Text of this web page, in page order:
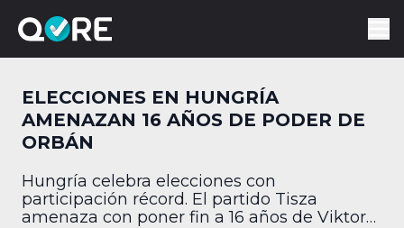
ELECCIONES EN HUNGRÍA
AMENAZAN 16 AÑOS DE PODER DE
ORBÁN
Hungría celebra elecciones con
participación récord. El partido Tisza
amenaza con poner fin a 16 años de Viktor